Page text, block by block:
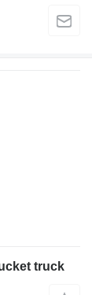
truck